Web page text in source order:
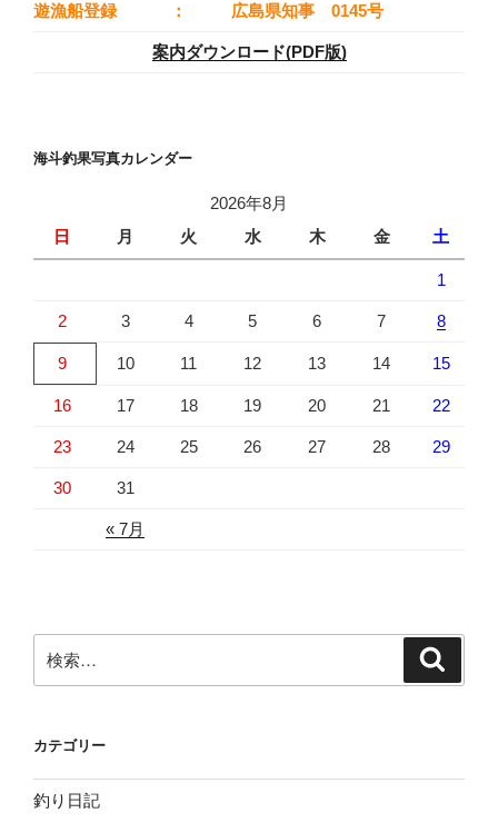
遊漁船登録 ： 広島県知事 0145号
案内ダウンロード(PDF版)
海斗釣果写真カレンダー
2026年8月
日
月 火 水 木 金 土
« 7月
1
2 3 4 5 6 7 8
9 10 11 12 13 14 15
16 17 18 19 20 21 22
23 24 25 26 27 28 29
30 31
索:
カテゴリー
釣り日記